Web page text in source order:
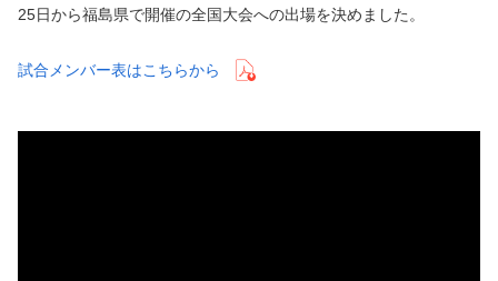
25日から福島県で開催の全国大会への出場を決めました。
試合メンバー表はこちらから